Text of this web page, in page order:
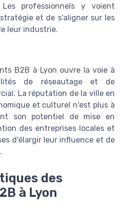
Les professionnels y voient
et de s'aligner sur les
leur industrie.
B2B à Lyon ouvre la voie à
de réseautage et de
La réputation de la ville en
et culturel n'est plus à
son potentiel de mise en
des entreprises locales et
d'élargir leur influence et de
des
à Lyon